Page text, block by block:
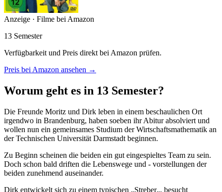
Anzeige · Filme bei Amazon
13 Semester
Verfügbarkeit und Preis direkt bei Amazon prüfen.
Preis bei Amazon ansehen →
Worum geht es in 13 Semester?
Die Freunde Moritz und Dirk leben in einem beschaulichen Ort
irgendwo in Brandenburg, haben soeben ihr Abitur absolviert und
wollen nun ein gemeinsames Studium der Wirtschaftsmathematik an
der Technischen Universität Darmstadt beginnen.
Zu Beginn scheinen die beiden ein gut eingespieltes Team zu sein.
Doch schon bald driften die Lebenswege und - vorstellungen der
beiden zunehmend auseinander.
Dirk entwickelt sich zu einem typischen „Streber„, besucht